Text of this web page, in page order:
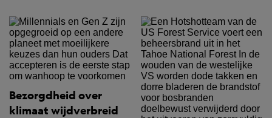
Bezorgdheid over
klimaat wijdverbreid